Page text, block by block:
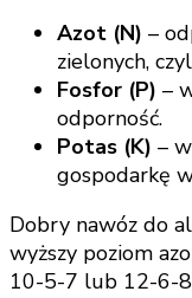
Azot (N) –
zielonych,
Fosfor (P) –
odporność.
Potas (K) –
gospodarkę
Dobry nawóz do
wyższy poziom
10-5-7 lub 12-6-